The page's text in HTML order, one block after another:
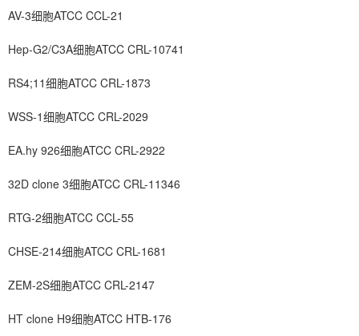
AV-3细胞ATCC CCL-21
Hep-G2/C3A细胞ATCC CRL-10741
RS4;11细胞ATCC CRL-1873
WSS-1细胞ATCC CRL-2029
EA.hy 926细胞ATCC CRL-2922
32D clone 3细胞ATCC CRL-11346
RTG-2细胞ATCC CCL-55
CHSE-214细胞ATCC CRL-1681
ZEM-2S细胞ATCC CRL-2147
HT clone H9细胞ATCC HTB-176